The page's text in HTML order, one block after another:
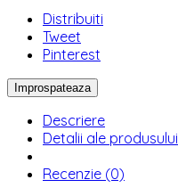
Distribuiti
Tweet
Pinterest
Descriere
Detalii ale produsului
Recenzie (0)